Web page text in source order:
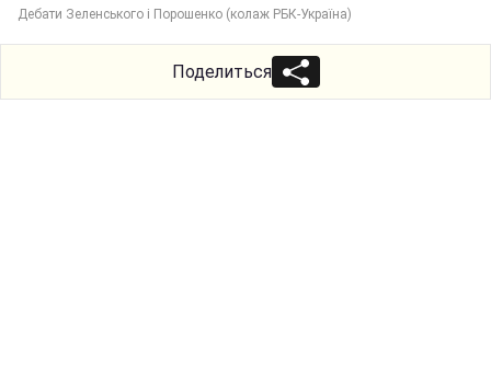
Дебати Зеленського і Порошенко (колаж РБК-Україна)
Поделиться